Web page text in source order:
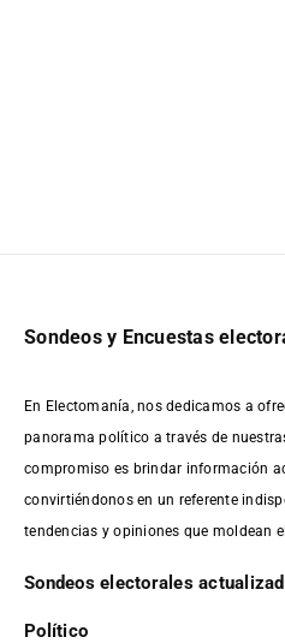
Sondeos y Encuestas
En Electomanía, nos dedicamos a
panorama político a través de
compromiso es brindar información
convirtiéndonos en un referente
tendencias y opiniones que moldean
Sondeos electorales
Político